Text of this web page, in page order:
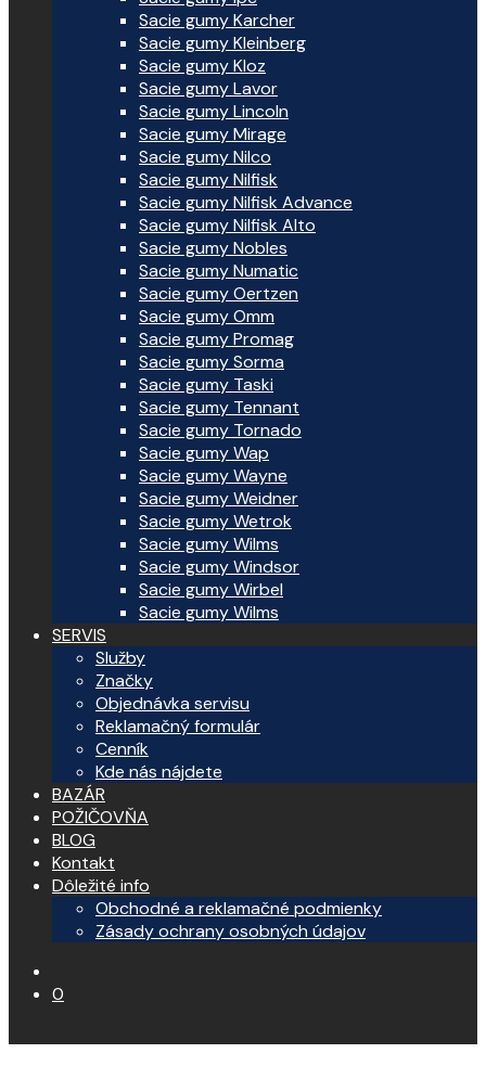
Sacie gumy Karcher
Sacie gumy Kleinberg
Sacie gumy Kloz
Sacie gumy Lavor
Sacie gumy Lincoln
Sacie gumy Mirage
Sacie gumy Nilco
Sacie gumy Nilfisk
Sacie gumy Nilfisk Advance
Sacie gumy Nilfisk Alto
Sacie gumy Nobles
Sacie gumy Numatic
Sacie gumy Oertzen
Sacie gumy Omm
Sacie gumy Promag
Sacie gumy Sorma
Sacie gumy Taski
Sacie gumy Tennant
Sacie gumy Tornado
Sacie gumy Wap
Sacie gumy Wayne
Sacie gumy Weidner
Sacie gumy Wetrok
Sacie gumy Wilms
Sacie gumy Windsor
Sacie gumy Wirbel
Sacie gumy Wilms
SERVIS
Služby
Značky
Objednávka servisu
Reklamačný formulár
Cenník
Kde nás nájdete
BAZÁR
POŽIČOVŇA
BLOG
Kontakt
Dôležité info
Obchodné a reklamačné podmienky
Zásady ochrany osobných údajov
0